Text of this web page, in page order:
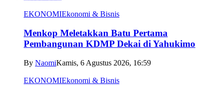
EKONOMIEkonomi & Bisnis
Menkop Meletakkan Batu Pertama
Pembangunan KDMP Dekai di Yahukimo
By NaomiKamis, 6 Agustus 2026, 16:59
EKONOMIEkonomi & Bisnis